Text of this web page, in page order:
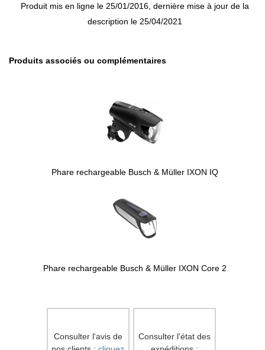
Produit mis en ligne le 25/01/2016, dernière mise à jour de la
description le 25/04/2021
Produits associés ou complémentaires
Phare rechargeable Busch & Müller IXON IQ
Phare rechargeable Busch & Müller IXON Core 2
Consulter l'avis de
Consulter l'état des